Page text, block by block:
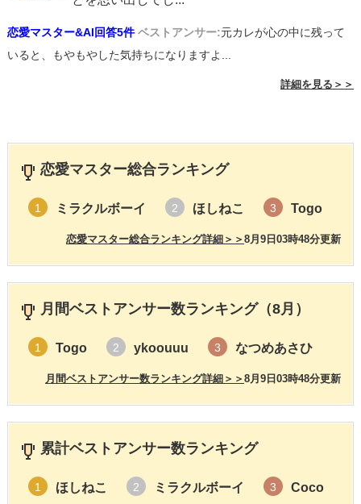
恋愛マスター&AI回答5件 ベストアンサー:元カレが心の中に残って
いると、もやもやした気持ちになりますよ...
詳細を見る＞＞
恋愛マスター総合ランキング
1 ミラクルボーイ 2 ほしねこ 3 Togo
8月9日03時48分更新
恋愛マスター総合ランキング詳細＞＞
月間ベストアンサー数ランキング（8月）
1 Togo 2 ykoouuu 3 なつめあさひ
8月9日03時48分更新
月間ベストアンサー数ランキング詳細＞＞
累計ベストアンサー数ランキング
1 ほしねこ 2 ミラクルボーイ 3 Coco